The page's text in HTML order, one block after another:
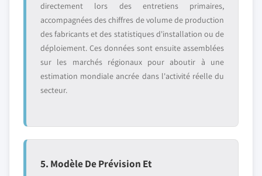
directement lors des entretiens primaires,
accompagnées des chiffres de volume de production
des fabricants et des statistiques d'installation ou de
déploiement. Ces données sont ensuite assemblées
sur les marchés régionaux pour aboutir à une
estimation mondiale ancrée dans l'activité réelle du
secteur.
5. Modèle De Prévision Et